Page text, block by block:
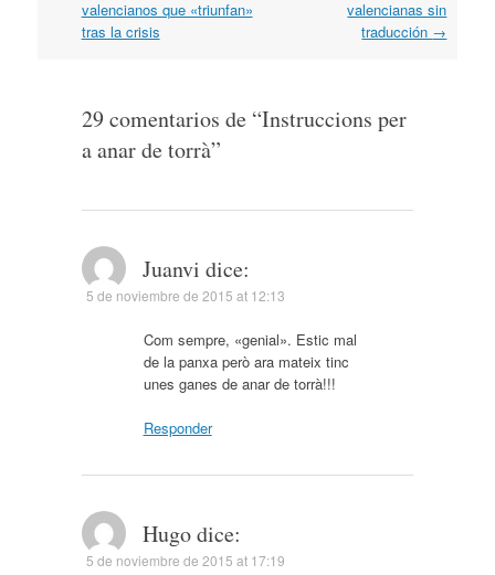
por
artículos
valencianos que «triunfan»
tras la crisis
valencianas sin
traducción →
29 comentarios de “Instruccions per
a anar de torrà”
Juanvi dice:
5 de noviembre de 2015 at 12:13
Com sempre, «genial». Estic mal
de la panxa però ara mateix tinc
unes ganes de anar de torrà!!!
Responder
Hugo dice:
5 de noviembre de 2015 at 17:19